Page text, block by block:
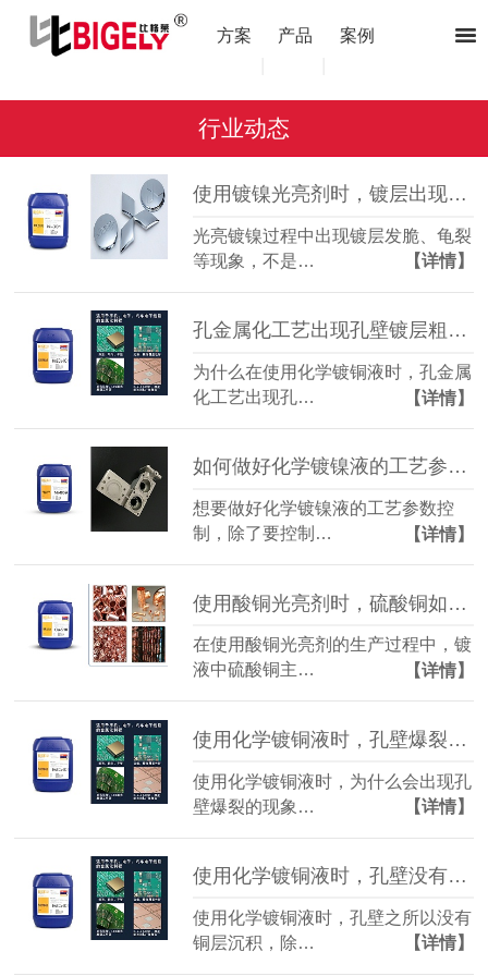
方案 产品 案例
行业动态
使用镀镍光亮剂时，镀层出现发脆、龟裂是什么原因？
光亮镀镍过程中出现镀层发脆、龟裂
等现象，不是…
【详情】
孔金属化工艺出现孔壁镀层粗糙该怎么办？（化学镀铜液）
为什么在使用化学镀铜液时，孔金属
化工艺出现孔…
【详情】
如何做好化学镀镍液的工艺参数控制02
想要做好化学镀镍液的工艺参数控
制，除了要控制…
【详情】
使用酸铜光亮剂时，硫酸铜如何补加才合适？
在使用酸铜光亮剂的生产过程中，镀
液中硫酸铜主…
【详情】
使用化学镀铜液时，孔壁爆裂是什么原因？
使用化学镀铜液时，为什么会出现孔
壁爆裂的现象…
【详情】
使用化学镀铜液时，孔壁没有铜层沉积是什么原因？（二）
使用化学镀铜液时，孔壁之所以没有
铜层沉积，除…
【详情】